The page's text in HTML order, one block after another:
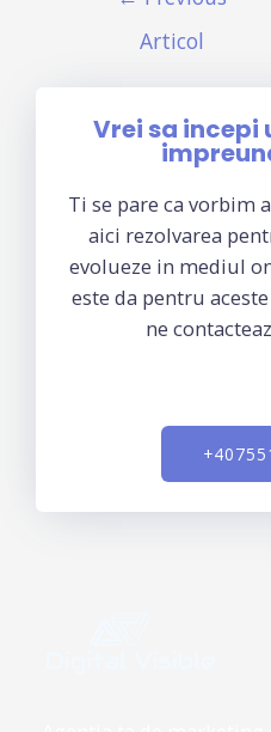
Articol
Vrei sa incepi
Ti se pare ca vorbim
aici rezolvarea
evolueze in mediul
este da pentru
ne